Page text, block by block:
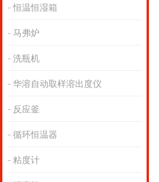
恒温恒湿箱
马弗炉
洗瓶机
华溶自动取样溶出度仪
反应釜
循环恒温器
粘度计